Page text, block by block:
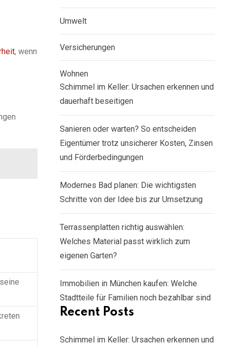
, wenn
Umwelt
Versicherungen
Wohnen
Schimmel im Keller: Ursachen erkennen und
dauerhaft beseitigen
Sanieren oder warten? So entscheiden
Eigentümer trotz unsicherer Kosten, Zinsen
und Förderbedingungen
Modernes Bad planen: Die wichtigsten
Schritte von der Idee bis zur Umsetzung
Terrassenplatten richtig auswählen:
Welches Material passt wirklich zum
eigenen Garten?
Immobilien in München kaufen: Welche
Stadtteile für Familien noch bezahlbar sind
Recent Posts
Schimmel im Keller: Ursachen erkennen und